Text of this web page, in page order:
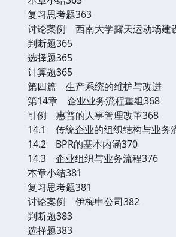
复习思考题363
讨论案例 西南大学露天运动场建
判断题365
选择题365
计算题365
第四篇 生产系统的维护与改进
第14章 企业业务流程重组368
引例 惠普的人事管理改革368
14.1 传统企业的组织结构与业务
14.2 BPR的基本内涵370
14.3 企业组织与业务流程376
本章小结381
复习思考题381
讨论案例 伊梅申公司382
判断题383
选择题383